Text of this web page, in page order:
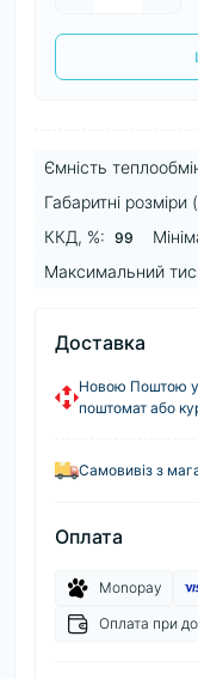
Ємність
Габаритні
ККД, %: 99
Максимальний
Доставка
Новою Поштою у
поштомат або
Самовивіз з
Оплата
Monopay
Оплата при